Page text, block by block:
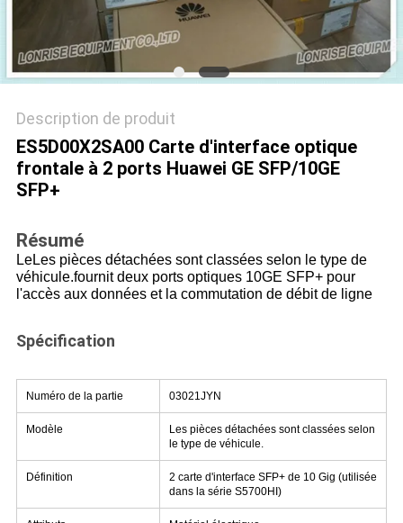
SITEMAP
DE
CONFIDENTIALITÉ
Description de produit
ES5D00X2SA00 Carte d'interface optique
frontale à 2 ports Huawei GE SFP/10GE
SFP+
Résumé
LeLes pièces détachées sont classées selon le type de
véhicule.fournit deux ports optiques 10GE SFP+ pour
l'accès aux données et la commutation de débit de ligne
Spécification
Numéro de la partie 03021JYN
Modèle
Les pièces détachées sont classées selon
le type de véhicule.
Définition
2 carte d'interface SFP+ de 10 Gig (utilisée
dans la série S5700HI)